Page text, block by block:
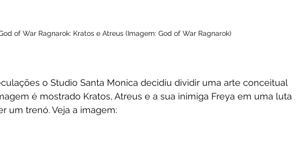
of War Ragnarok: Kratos e Atreus (Imagem: God of War Ragnarok)
o Studio Santa Monica decidiu dividir uma arte conceitual
é mostrado Kratos, Atreus e a sua inimiga Freya em uma luta
um trenó. Veja a imagem: